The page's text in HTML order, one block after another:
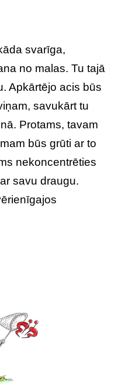
svarīga,
no malas. Tu tajā
Apkārtējo acis būs
savukārt tu
Protams, tavam
būs grūti ar to
nekoncentrēties
savu draugu.